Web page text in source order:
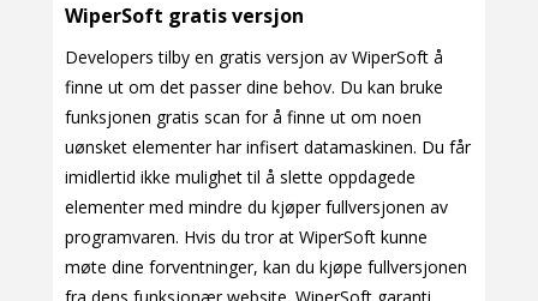
WiperSoft gratis versjon
Developers tilby en gratis versjon av WiperSoft å
finne ut om det passer dine behov. Du kan bruke
funksjonen gratis scan for å finne ut om noen
uønsket elementer har infisert datamaskinen. Du får
imidlertid ikke mulighet til å slette oppdagede
elementer med mindre du kjøper fullversjonen av
programvaren. Hvis du tror at WiperSoft kunne
møte dine forventninger, kan du kjøpe fullversjonen
fra dens funksjonær website. WiperSoft garanti